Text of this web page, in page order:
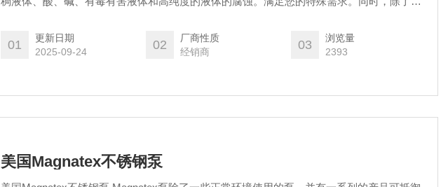
01
更新日期
2025-09-24
02
厂商性质
经销商
03
浏览量
2393
美国Magnatex不锈钢泵